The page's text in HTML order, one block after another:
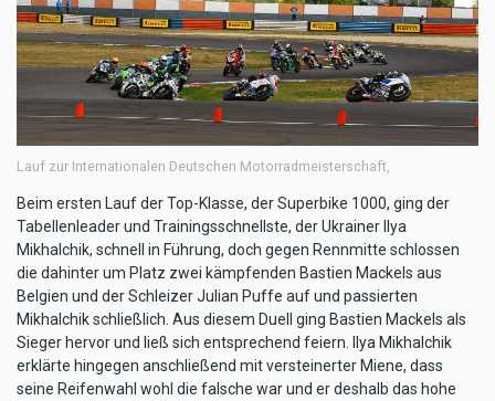
Lauf zur Internationalen Deutschen Motorradmeisterschaft,
Beim ersten Lauf der Top-Klasse, der Superbike 1000, ging der
Tabellenleader und Trainingsschnellste, der Ukrainer Ilya
Mikhalchik, schnell in Führung, doch gegen Rennmitte schlossen
die dahinter um Platz zwei kämpfenden Bastien Mackels aus
Belgien und der Schleizer Julian Puffe auf und passierten
Mikhalchik schließlich. Aus diesem Duell ging Bastien Mackels als
Sieger hervor und ließ sich entsprechend feiern. Ilya Mikhalchik
erklärte hingegen anschließend mit versteinerter Miene, dass
seine Reifenwahl wohl die falsche war und er deshalb das hohe